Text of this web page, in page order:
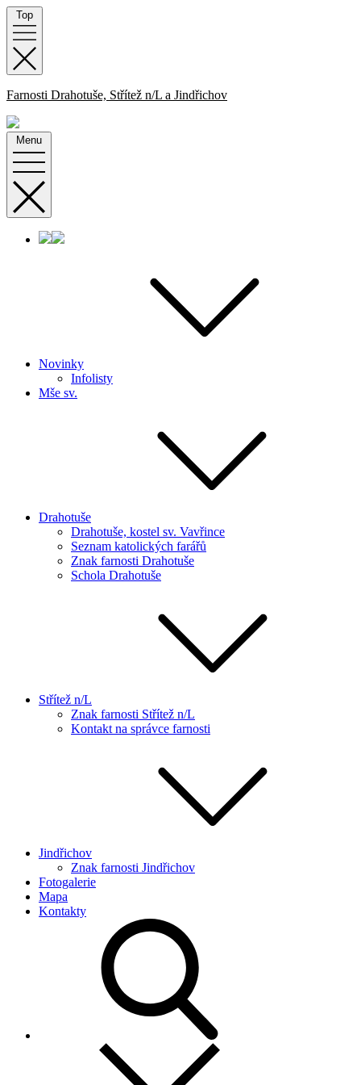
Skip
to
content
Top
Farnosti Drahotuše, Střítež n/L a Jindřichov
Menu
Novinky
Infolisty
Mše sv.
Drahotuše
Drahotuše, kostel sv. Vavřince
Seznam katolických farářů
Znak farnosti Drahotuše
Schola Drahotuše
Střítež n/L
Znak farnosti Střítež n/L
Kontakt na správce farnosti
Jindřichov
Znak farnosti Jindřichov
Fotogalerie
Mapa
Kontakty